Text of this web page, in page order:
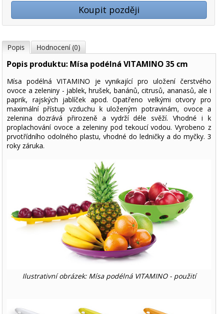
Koupit později
Popis Hodnocení (0)
Popis produktu: Mísa podélná VITAMINO 35 cm
Mísa podélná VITAMINO je vynikající pro uložení čerstvého
ovoce a zeleniny - jablek, hrušek, banánů, citrusů, ananasů, ale i
paprik, rajských jablíček apod. Opatřeno velkými otvory pro
maximální přístup vzduchu k uloženým potravinám, ovoce a
zelenina dozrává přirozeně a vydrží déle svěží. Vhodné i k
proplachování ovoce a zeleniny pod tekoucí vodou. Vyrobeno z
prvotřídního odolného plastu, vhodné do ledničky a do myčky. 3
roky záruka.
Ilustrativní obrázek: Mísa podélná VITAMINO - použití